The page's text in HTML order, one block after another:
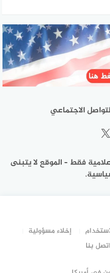
الاجتماعي
إكس
فقط – الموقع لا يتبنى
إخلاء مسؤولية
اتصل بنا